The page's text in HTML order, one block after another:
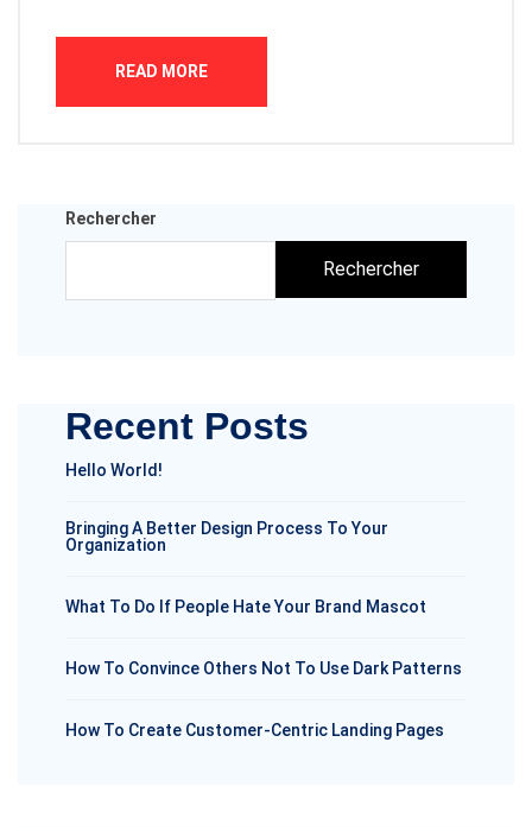
READ MORE
Rechercher
Rechercher
Recent Posts
Hello World!
Bringing A Better Design Process To Your
Organization
What To Do If People Hate Your Brand Mascot
How To Convince Others Not To Use Dark Patterns
How To Create Customer-Centric Landing Pages